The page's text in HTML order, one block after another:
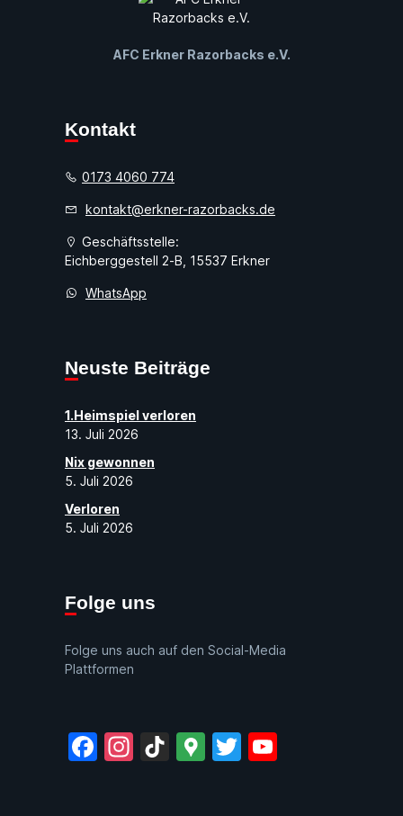
AFC Erkner Razorbacks e.V.
Kontakt
0173 4060 774
kontakt@erkner-razorbacks.de
Geschäftsstelle:
Eichberggestell 2-B, 15537 Erkner
WhatsApp
Neuste Beiträge
1.Heimspiel verloren
13. Juli 2026
Nix gewonnen
5. Juli 2026
Verloren
5. Juli 2026
Folge uns
Folge uns auch auf den Social-Media
Plattformen
Facebook
Instagram
TikTok
GoogleTwitter